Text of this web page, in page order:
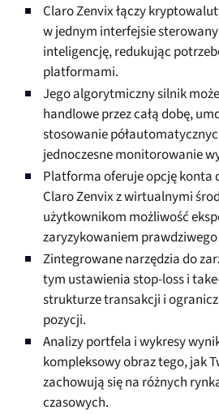
Claro Zenvix łączy
w jednym interfejsie
inteligencję, redukując
platformami.
Jego algorytmiczny silnik
handlowe przez całą dobę,
stosowanie
jednoczesne monitorowanie
Platforma oferuje opcję konta
Claro Zenvix z wirtualnymi
użytkownikom możliwość
zaryzykowaniem
Zintegrowane narzędzia do
tym ustawienia stop-loss i
strukturze transakcji i
pozycji.
Analizy portfela i wykresy
kompleksowy obraz tego, jak
zachowują się na różnych
czasowych.